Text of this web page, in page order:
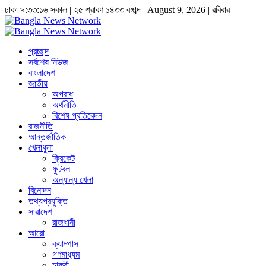
ঢাকা ৯:৩৩:১৭ সকাল| ২৫ শ্রাবণ ১৪৩৩ বঙ্গাব্দ | August 9, 2026 | রবিবার
প্রচ্ছদ
সর্বশেষ নিউজ
বাংলাদেশ
জাতীয়
অপরাধ
অর্থনীতি
বিশেষ প্রতিবেদন
রাজনীতি
আন্তর্জাতিক
খেলাধুলা
ক্রিকেট
ফুটবল
অন্যান্য খেলা
বিনোদন
তথ্যপ্রযুক্তি
সারাদেশ
রাজধানী
আরো
ক্যাম্পাস
গণমাধ্যম